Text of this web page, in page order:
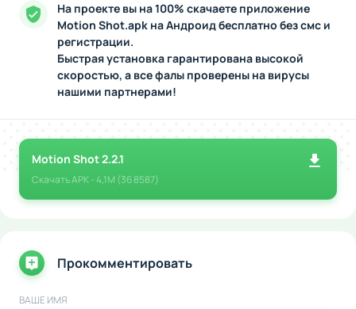
На проекте вы на 100% скачаете приложение
Motion Shot.apk на Андроид бесплатно без смс и
регистрации.
Быстрая установка гарантирована высокой
скоростью, а все фалы проверены на вирусы
нашими партнерами!
Motion Shot 2.2.1
СкачатьAPK- 4,1M (36 8587)
Прокомментировать
ВАШЕ ИМЯ